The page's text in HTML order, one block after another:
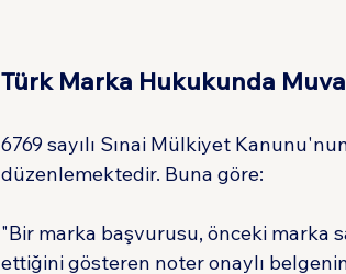
Türk Marka Hukukunda
6769 sayılı Sınai Mülkiyet
düzenlemektedir. Buna göre:
"Bir marka başvurusu, önceki marka
ettiğini gösteren noter onaylı